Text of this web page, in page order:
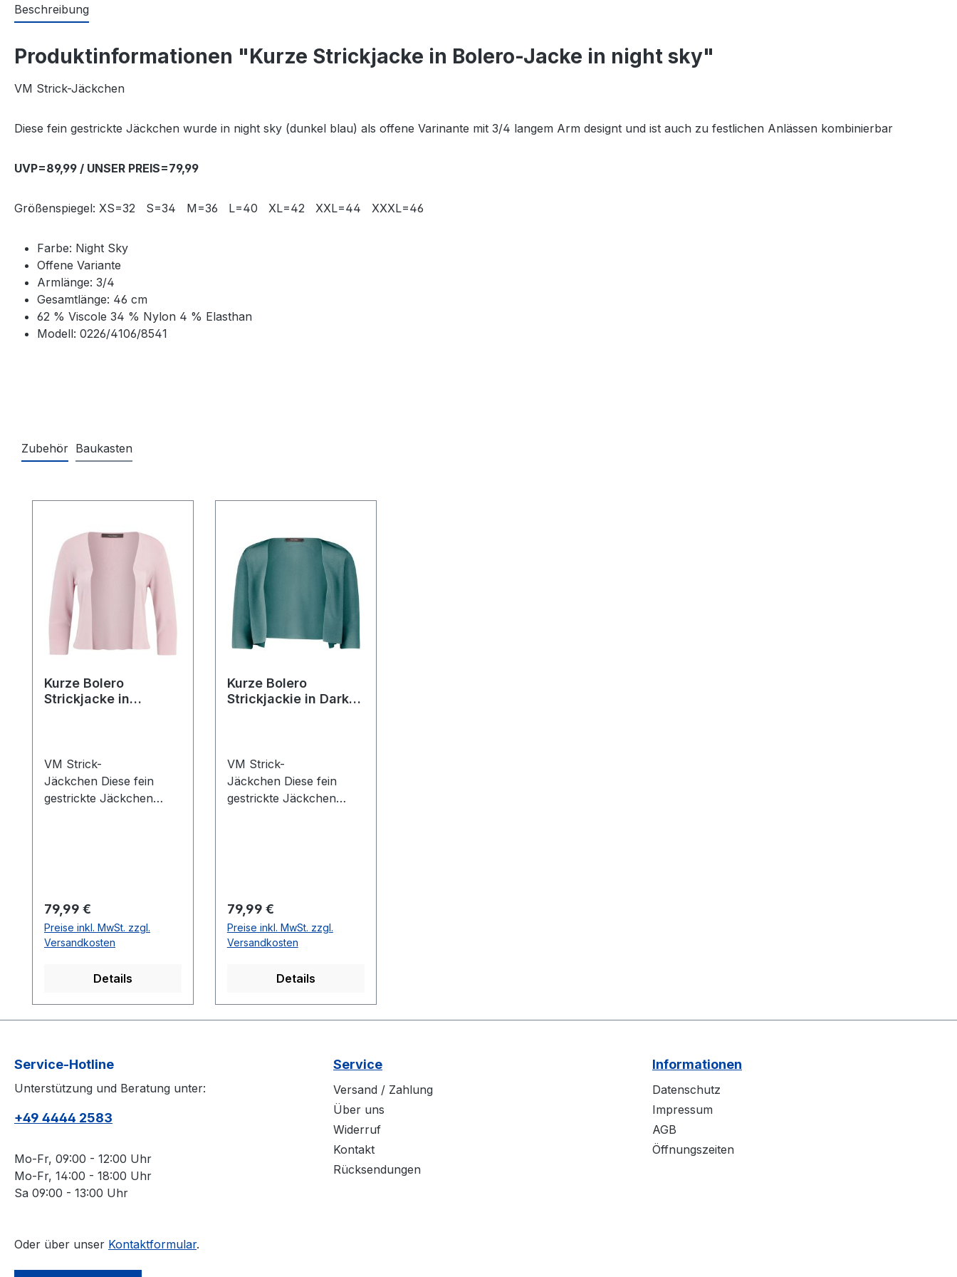
Beschreibung
Produktinformationen "Kurze Strickjacke in Bolero-Jacke in night sky"
VM Strick-Jäckchen
Diese fein gestrickte Jäckchen wurde in night sky (dunkel blau) als offene Varinante mit 3/4 langem Arm designt und ist auch zu festlichen Anlässen kombinierbar
UVP=89,99 / UNSER PREIS=79,99
Größenspiegel: XS=32 S=34 M=36 L=40 XL=42 XXL=44 XXXL=46
Farbe: Night Sky
Offene Variante
Armlänge: 3/4
Gesamtlänge: 46 cm
62 % Viscole 34 % Nylon 4 % Elasthan
Modell: 0226/4106/8541
Zubehör Baukasten
Kurze Bolero
Strickjacke in
VM Strick-
Jäckchen Diese fein
gestrickte Jäckchen
/ UNSER
PREIS=79,99Größenspie
gel: XS=32 S=34
XXL=44
XXXL=46Farbe:
Foggy/RoseOffene
cm 62 % Viscole 34 %
Nylon 4 %
0226/4106/4481
Regulärer Preis:
79,99 €
Preise inkl. MwSt. zzgl.
Versandkosten
Details
Kurze Bolero
Strickjackie in Dark
VM Strick-
Jäckchen Diese fein
gestrickte Jäckchen
/ UNSER
PREIS=79,99Größenspie
gel: XS=32 S=34
XXL=44
XXXL=46Farbe:
Dark/EmeraldOffene
cm 62 % Viscose 34 %
Regulärer Preis:
79,99 €
Preise inkl. MwSt. zzgl.
Versandkosten
Details
Service-Hotline
Unterstützung und Beratung unter:
+49 4444 2583
Mo-Fr, 09:00 - 12:00 Uhr
Mo-Fr, 14:00 - 18:00 Uhr
Sa 09:00 - 13:00 Uhr
Oder über unser Kontaktformular.
Service
Versand / Zahlung
Über uns
Widerruf
Kontakt
Rücksendungen
Informationen
Datenschutz
Impressum
AGB
Öffnungszeiten